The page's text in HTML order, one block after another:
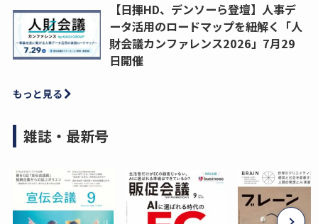
【日揮HD、デンソーら登壇】人事デ
ータ活用のロードマップを紐解く「人
財会議カンファレンス2026」7月29
日開催
もっと見る
雑誌・最新号